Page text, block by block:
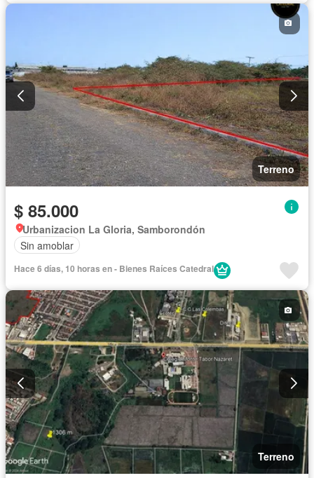
Terreno
$ 85.000
Urbanizacion La Gloria, Samborondón
Sin amoblar
Hace 6 días, 10 horas en - Bienes Raíces Catedral
Terreno